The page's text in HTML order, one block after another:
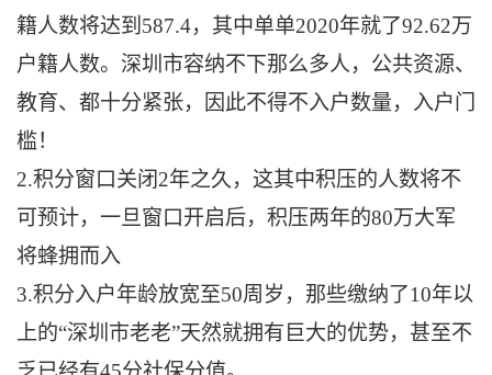
籍人数将达到587.4，其中单单2020年就了92.62万
户籍人数。深圳市容纳不下那么多人，公共资源、
教育、都十分紧张，因此不得不入户数量，入户门
槛！
2.积分窗口关闭2年之久，这其中积压的人数将不
可预计，一旦窗口开启后，积压两年的80万大军
将蜂拥而入
3.积分入户年龄放宽至50周岁，那些缴纳了10年以
上的“深圳市老老”天然就拥有巨大的优势，甚至不